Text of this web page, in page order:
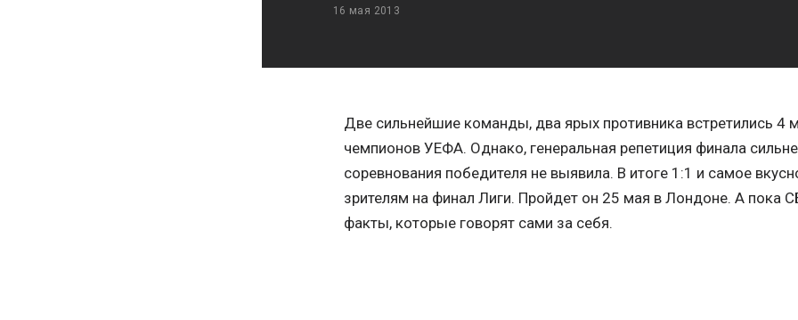
16 мая 2013
Две сильнейшие команды, два ярых противника встретились 4
чемпионов УЕФА. Однако, генеральная репетиция финала
соревнования победителя не выявила. В итоге 1:1 и самое
зрителям на финал Лиги. Пройдет он 25 мая в Лондоне. А пока
факты, которые говорят сами за себя.